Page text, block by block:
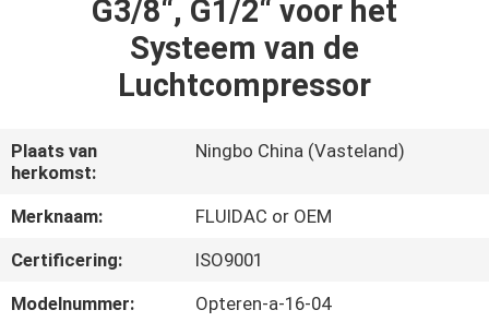
ONGEVEER
ONS
FABRIEKSREIS
G3/8“, G1/2“ voor het
Systeem van de
Luchtcompressor
Plaats van
herkomst:
Ningbo China (Vasteland)
Merknaam:
FLUIDAC or OEM
Certificering:
ISO9001
Modelnummer:
Opteren-a-16-04